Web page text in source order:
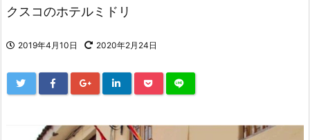
クスコのホテルミドリ
2019年4月10日 2020年2月24日